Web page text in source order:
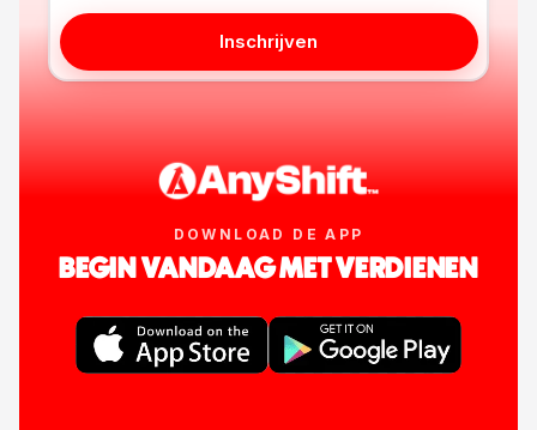
Inschrijven
DOWNLOAD DE APP
BEGIN VANDAAG MET VERDIENEN